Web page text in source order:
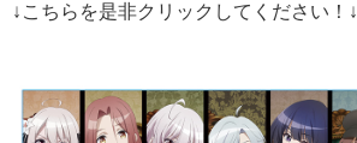
↓こちらを是非クリックしてください！↓